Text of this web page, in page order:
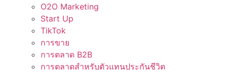
O2O Marketing
Start Up
TikTok
การขาย
การตลาด B2B
การตลาดสำหรับตัวแทนประกันชีวิต